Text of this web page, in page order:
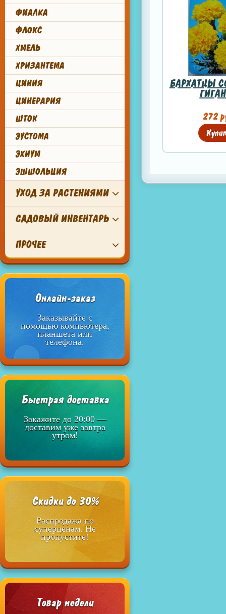
ФИАЛКА
ФЛОКС
ХМЕЛЬ
ХРИЗАНТЕМА
ЦИНИЯ
ЦИНЕРАРИЯ
ШТОК
ЭУСТОМА
ЭХИУМ
ЭШШОЛЬЦИЯ
УХОД ЗА РАСТЕНИЯМИ
САДОВЫЙ ИНВЕНТАРЬ
ПРОЧЕЕ
Онлайн-заказ
Заказывайте с
помощью компьютера,
планшета или
телефона.
Быстрая доставка
Закажите до 20:00 —
доставим уже завтра
утром!
Скидки до 30%
Распродажа по
суперценам. Не
пропустите!
Товар недели
БАРХАТЦЫ
272